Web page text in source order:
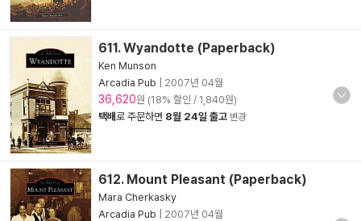
611. Wyandotte (Paperback)
Ken Munson
Arcadia Pub
2007년 04월
36,620원 (18% 할인 / 1,840원)
택배로 주문하면 8월 24일 출고 변경
612. Mount Pleasant (Paperback)
Mara Cherkasky
Arcadia Pub
2007년 04월